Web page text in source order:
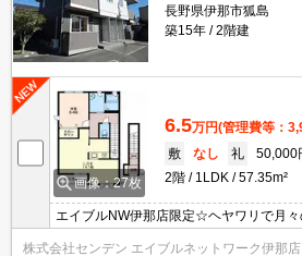
長野県伊那市狐島
築15年
2階建
画像：27枚
6.5万円(管理費等：
敷
なし 礼
50,000
2階
1LDK 57.35m²
エイブルNW伊那店限定☆ヘヤワリで月々
ヶ月）割引可☆
株式会社センデン エイブルネットワーク伊那店